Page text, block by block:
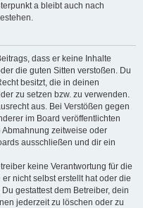
a bleibt auch nach
dass er keine Inhalte
die guten Sitten verstoßen. Du
besitzt, die in deinen
zu setzen bzw. zu verwenden.
aus. Bei Verstößen gegen
im Board veröffentlichten
zeitweise oder
ausschließen und dir ein
keine Verantwortung für die
nicht selbst erstellt hat oder die
gestattest dem Betreiber, dein
jederzeit zu löschen oder zu